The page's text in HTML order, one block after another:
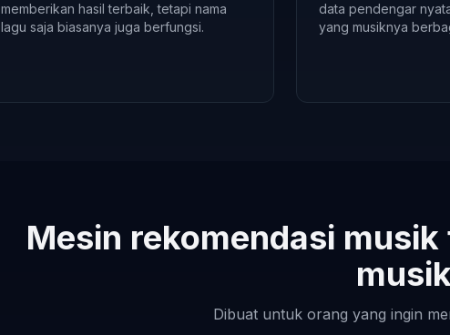
memberikan hasil terbaik, tetapi nama
lagu saja biasanya juga berfungsi.
data pendengar
yang musiknya
Mesin rekomendasi
Dibuat untuk orang yang ingin